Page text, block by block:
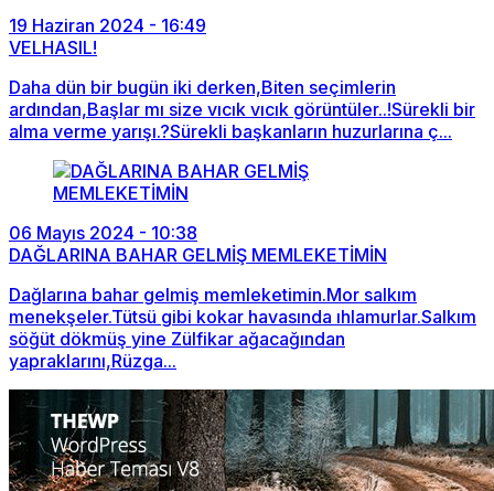
19 Haziran 2024 - 16:49
VELHASIL!
Daha dün bir bugün iki derken,Biten seçimlerin
ardından,Başlar mı size vıcık vıcık görüntüler..!Sürekli bir
alma verme yarışı.?Sürekli başkanların huzurlarına ç...
06 Mayıs 2024 - 10:38
DAĞLARINA BAHAR GELMİŞ MEMLEKETİMİN
Dağlarına bahar gelmiş memleketimin.Mor salkım
menekşeler.Tütsü gibi kokar havasında ıhlamurlar.Salkım
söğüt dökmüş yine Zülfikar ağacağından
yapraklarını,Rüzga...